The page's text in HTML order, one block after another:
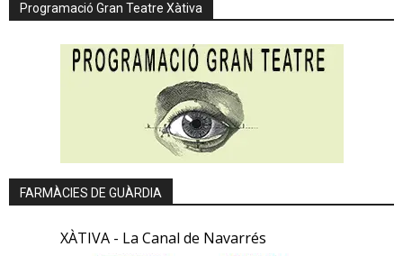
Programació Gran Teatre Xàtiva
FARMÀCIES DE GUÀRDIA
XÀTIVA - La Canal de Navarrés